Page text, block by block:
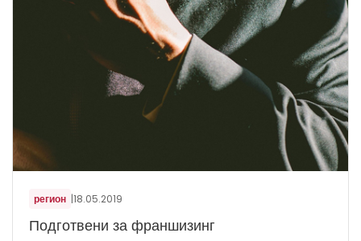
регион |18.05.2019
Подготвени за франшизинг